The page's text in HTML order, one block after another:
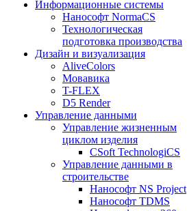
Информационные системы
Нанософт NormaCS
Технологическая
подготовка производства
Дизайн и визуализация
AliveColors
Мовавика
T-FLEX
D5 Render
Управление данными
Управление жизненным
циклом изделия
CSoft TechnologiCS
Управление данными в
строительстве
Нанософт NS Project
Нанософт TDMS